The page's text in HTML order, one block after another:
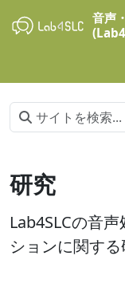
音声
研究
Lab4SLCの音
ションに関する